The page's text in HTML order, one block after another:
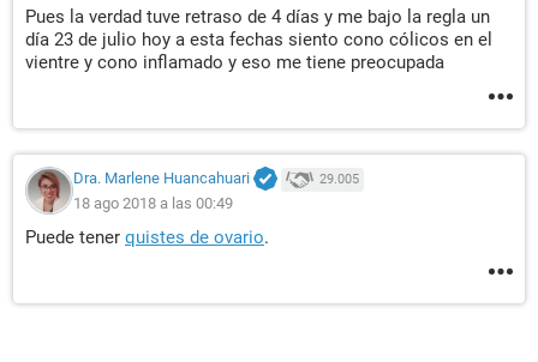
Pues la verdad tuve retraso de 4 días y me bajo la regla un
día 23 de julio hoy a esta fechas siento cono cólicos en el
vientre y cono inflamado y eso me tiene preocupada
Dra. Marlene Huancahuari 29.005
18 ago 2018 a las 00:49
Puede tener quistes de ovario.